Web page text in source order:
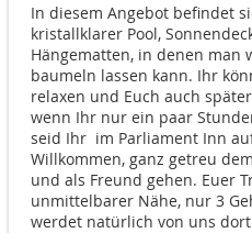
In diesem Angebot befindet
kristallklarer Pool,
Hängematten, in denen man
baumeln lassen kann. Ihr
relaxen und Euch auch
wenn Ihr nur ein paar
seid Ihr im Parliament Inn
Willkommen, ganz getreu
und als Freund gehen. Euer
unmittelbarer Nähe, nur 3
werdet natürlich von uns